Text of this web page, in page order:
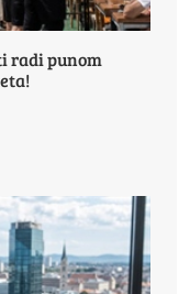
radi punom